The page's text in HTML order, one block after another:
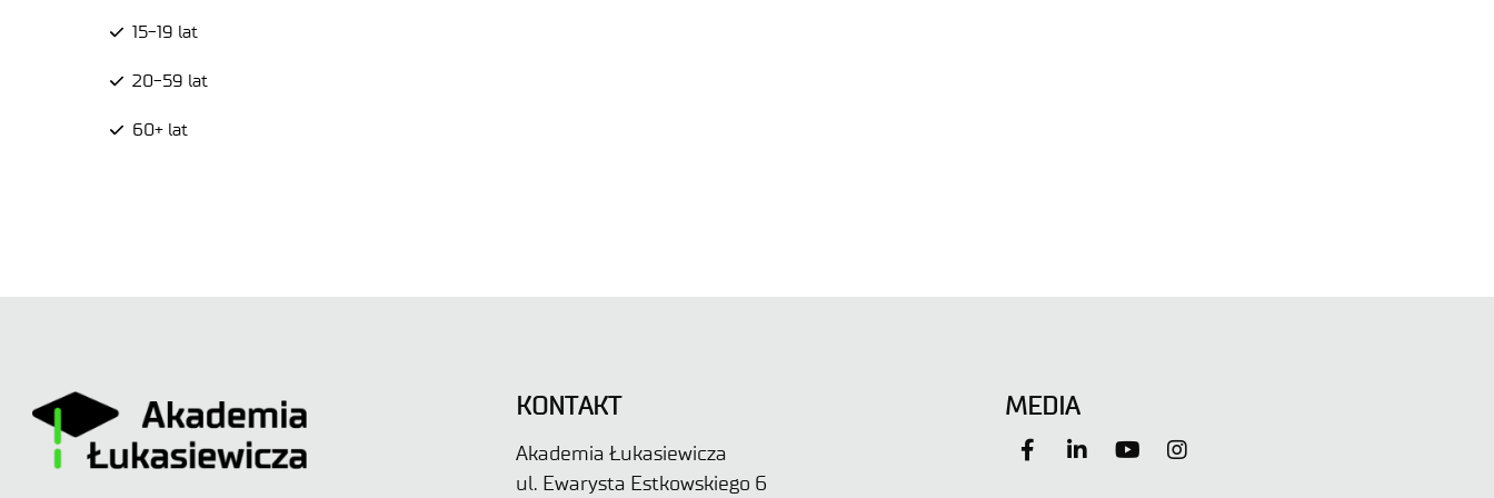
15-19 lat
20-59 lat
60+ lat
KONTAKT
Akademia Łukasiewicza
ul. Ewarysta Estkowskiego 6
MEDIA